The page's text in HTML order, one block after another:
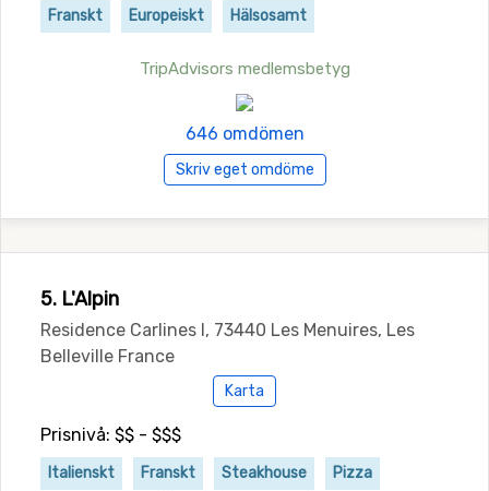
Franskt Europeiskt Hälsosamt
TripAdvisors medlemsbetyg
646 omdömen
Skriv eget omdöme
5. L'Alpin
Residence Carlines I, 73440 Les Menuires, Les
Belleville France
Karta
Prisnivå: $$ - $$$
Italienskt Franskt Steakhouse Pizza